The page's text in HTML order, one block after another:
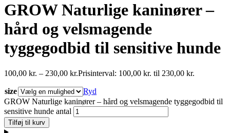
GROW Naturlige kaninører –
hård og velsmagende
tyggegodbid til sensitive hunde
100,00 kr. – 230,00 kr.Prisinterval: 100,00 kr. til 230,00 kr.
size
Ryd
GROW Naturlige kaninører – hård og velsmagende tyggegodbid til
sensitive hunde antal
Tilføj til kurv